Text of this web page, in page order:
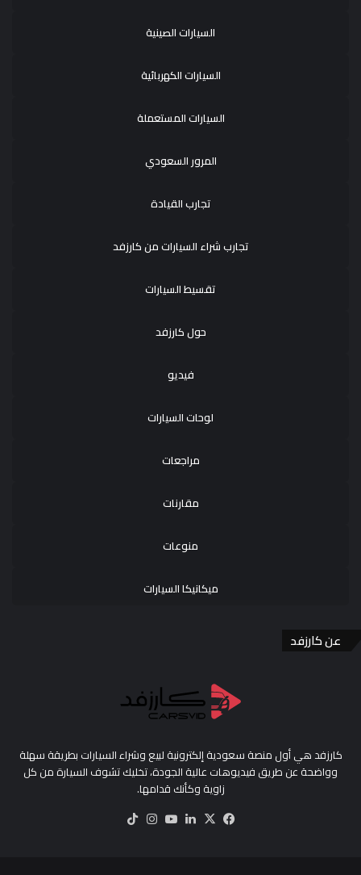
السيارات الصينية
السيارات الكهربائية
السيارات المستعملة
المرور السعودي
تجارب القيادة
تجارب شراء السيارات من كارزفد
تقسيط السيارات
حول كارزفد
فيديو
لوحات السيارات
مراجعات
مقارنات
منوعات
ميكانيكا السيارات
عن كارزفد
كارزفد هي أول منصة سعودية إلكترونية لبيع وشراء السيارات بطريقة سهلة
وواضحة عن طريق فيديوهات عالية الجودة، تخليك تشوف السيارة من كل
زاوية وكأنك قدامها.
فيسبوك
‫X لينكدإن‫YouTubeانستقرام